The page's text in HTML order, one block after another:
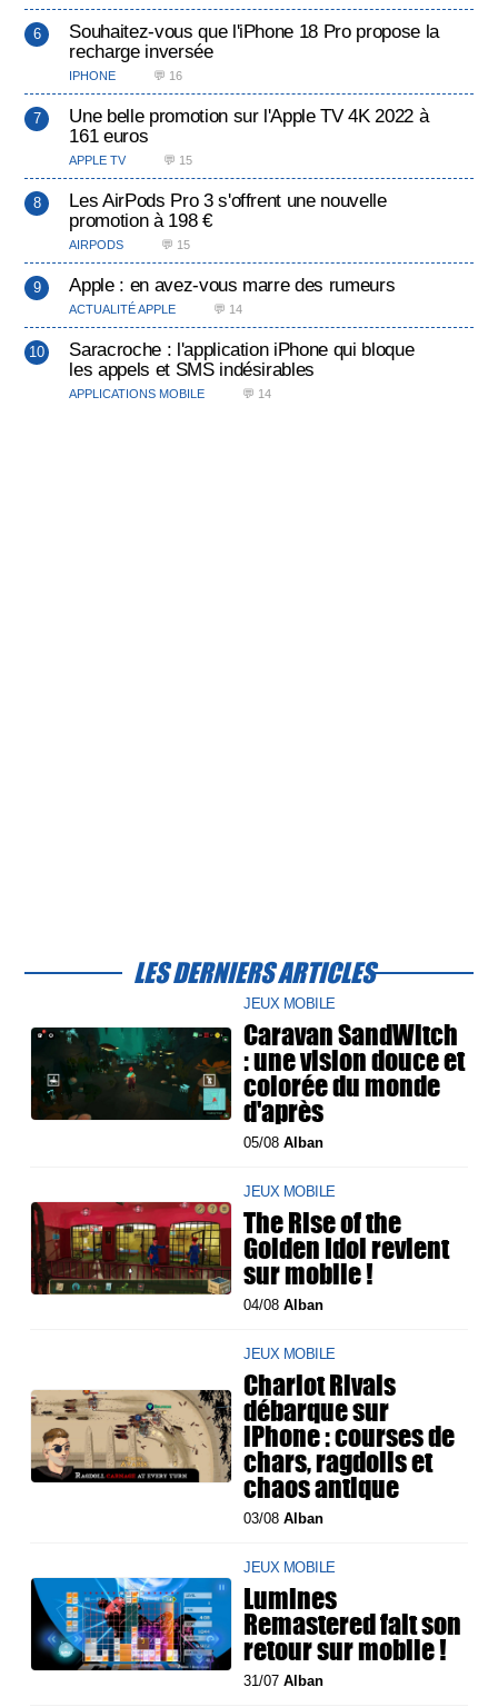
Souhaitez-vous que l'iPhone 18 Pro propose la
recharge inversée
IPHONE 💬 16
Une belle promotion sur l'Apple TV 4K 2022 à
161 euros
APPLE TV 💬 15
Les AirPods Pro 3 s'offrent une nouvelle
promotion à 198 €
AIRPODS 💬 15
Apple : en avez-vous marre des rumeurs
ACTUALITÉ APPLE 💬 14
Saracroche : l'application iPhone qui bloque
les appels et SMS indésirables
APPLICATIONS MOBILE 💬 14
LES DERNIERS ARTICLES
JEUX MOBILE
Caravan SandWitch
: une vision douce et
colorée du monde
d'après
05/08Alban
JEUX MOBILE
The Rise of the
Golden Idol revient
sur mobile !
04/08Alban
JEUX MOBILE
Chariot Rivals
débarque sur
iPhone : courses de
chars, ragdolls et
chaos antique
03/08Alban
JEUX MOBILE
Lumines
Remastered fait son
retour sur mobile !
31/07Alban